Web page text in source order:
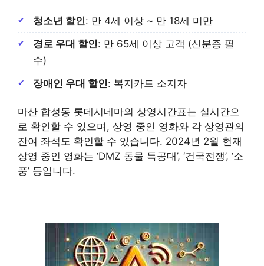
청소년 할인: 만 4세 이상 ~ 만 18세 미만
경로 우대 할인: 만 65세 이상 고객 (신분증 필
수)
장애인 우대 할인: 복지카드 소지자
마산 합성동 롯데시네마의 상영시간표는 실시간으
로 확인할 수 있으며, 상영 중인 영화와 각 상영관의
잔여 좌석도 확인할 수 있습니다. 2024년 2월 현재
상영 중인 영화는 ‘DMZ 동물 특공대’, ‘건국전쟁’, ‘소
풍’ 등입니다.